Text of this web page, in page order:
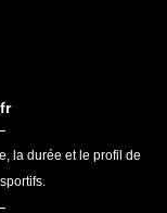
la durée et le profil de